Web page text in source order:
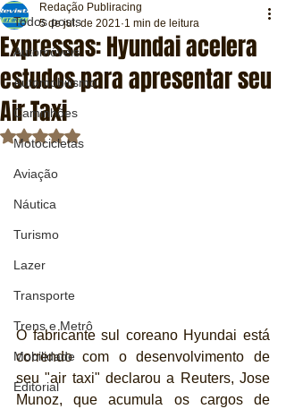
Todos posts
Automóveis
Automobilismo
Caminhões
Motocicletas
Aviação
Náutica
Turismo
Lazer
Transporte
Trens e Metrô
Mobilidade
Editorial
Expressas: Hyundai acelera
estudos para apresentar seu
Air Taxi
Redação Publiracing
5 de jul. de 2021 1 min de leitura
Avaliado com NaN de 5 estrelas.
O fabricante sul coreano Hyundai está
correndo com o desenvolvimento de
seu "air taxi" declarou a Reuters, Jose
Munoz, que acumula os cargos de